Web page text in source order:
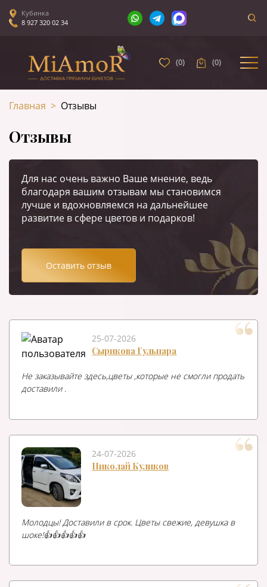
Кубинка
8 927 320 02 34
(0) (0)
Главная > Отзывы
Отзывы
Для нас очень важно Ваше мнение, ведь
благодаря вашим отзывам мы становимся
лучше и вдохновляемся на дальнейшее
развитие в сфере цветов и подарков!
Оставить отзыв
25-07-2026
Сырикова Гульнара
Не заказывайте здесь,цветы ,которые не смогли продать
доставили .
24-07-2026
Николай Куликов
Молодцы! Доставили в срок. Цветы свежие, девушка в
шоке!👍👍👍👍👍